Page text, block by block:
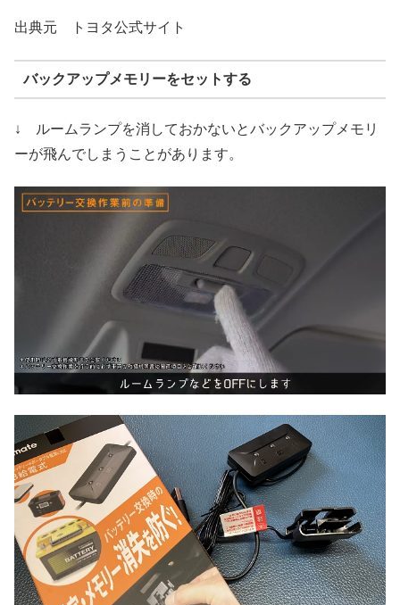
出典元 トヨタ公式サイト
バックアップメモリーをセットする
↓ ルームランプを消しておかないとバックアップメモリ
ーが飛んでしまうことがあります。